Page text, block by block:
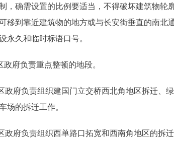
，确需设置的比例要适当，不得破坏建筑物轮
移到靠近建筑物的地方或与长安街垂直的南
永久和临时标语口号。
府负责重点整顿的地段。
府负责组织建国门立交桥西北角地区拆迁、绿
场的拆迁工作。
府负责组织西单路口拓宽和西南角地区的拆迁